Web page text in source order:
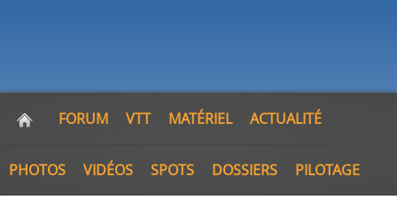
FORUM VTT MATÉRIEL ACTUALITÉ
PHOTOS VIDÉOS SPOTS DOSSIERS PILOTAGE